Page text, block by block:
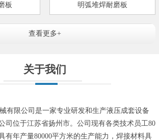
板 明弧堆焊耐磨板
查看更多+
关于我们
有限公司是一家专业研发和生产液压成套设备
司位于江苏省扬州市。公司现有各类技术员工80
有年产量80000平方米的生产能力，焊接材料具